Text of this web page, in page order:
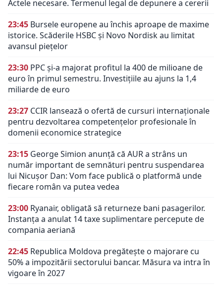
Actele necesare. Termenul legal de depunere a cererii
23:45 Bursele europene au închis aproape de maxime
istorice. Scăderile HSBC și Novo Nordisk au limitat
avansul piețelor
23:30 PPC și-a majorat profitul la 400 de milioane de
euro în primul semestru. Investițiile au ajuns la 1,4
miliarde de euro
23:27 CCIR lansează o ofertă de cursuri internaționale
pentru dezvoltarea competențelor profesionale în
domenii economice strategice
23:15 George Simion anunță că AUR a strâns un
număr important de semnături pentru suspendarea
lui Nicușor Dan: Vom face publică o platformă unde
fiecare român va putea vedea
23:00 Ryanair, obligată să returneze bani pasagerilor.
Instanța a anulat 14 taxe suplimentare percepute de
compania aeriană
22:45 Republica Moldova pregătește o majorare cu
50% a impozitării sectorului bancar. Măsura va intra în
vigoare în 2027